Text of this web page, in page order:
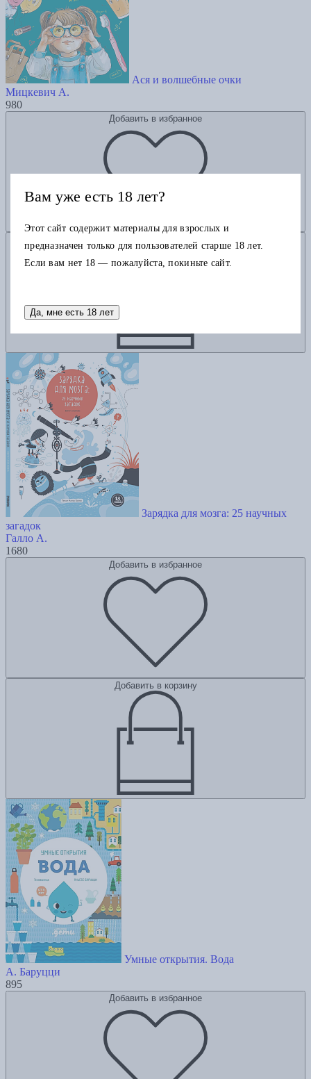
Ася и волшебные очки
Мицкевич А.
980
Добавить в избранное
Добавить в корзину
Зарядка для мозга: 25 научных
загадок
Галло А.
1680
Добавить в избранное
Добавить в корзину
Умные открытия. Вода
А. Баруцци
895
Добавить в избранное
Вам уже есть 18 лет?
Этот сайт содержит материалы для взрослых и
предназначен только для пользователей старше 18 лет.
Если вам нет 18 — пожалуйста, покиньте сайт.
Да, мне есть 18 лет